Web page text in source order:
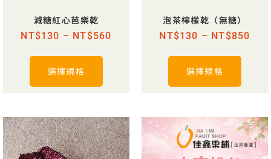
減糖紅心芭樂乾
NT$130 – NT$560
選擇規格
泡茶檸檬乾（無糖）
NT$130 – NT$850
選擇規格